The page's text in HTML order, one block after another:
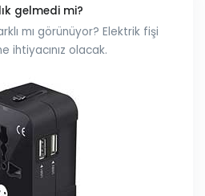
gelmedi mi?
mı görünüyor? Elektrik fişi
ihtiyacınız olacak.